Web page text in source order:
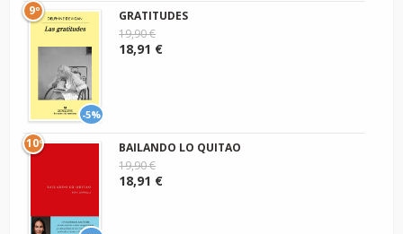
-5%
9º
GRATITUDES
19,90 €
18,91 €
10º
BAILANDO LO QUITAO
19,90 €
18,91 €